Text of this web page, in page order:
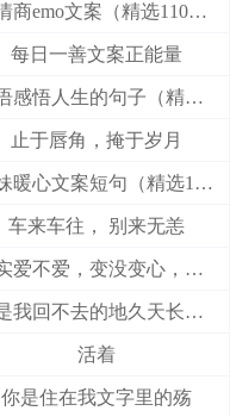
高情商emo文案（精选110句）
每日一善文案正能量
禅语感悟人生的句子（精选27句）
止于唇角，掩于岁月
兄妹暖心文案短句（精选100句）
车来车往， 别来无恙
其实爱不爱，变没变心，身体最诚实
你是我回不去的地久天长，我是你触不到的地老天荒
活着
你是住在我文字里的殇